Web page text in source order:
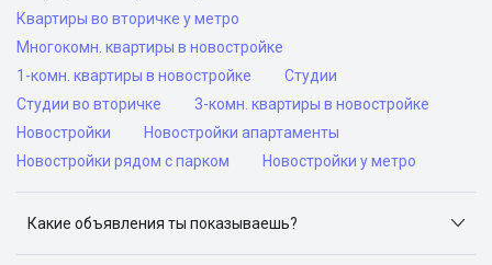
Квартиры во вторичке у метро
Многокомн. квартиры в новостройке
1-комн. квартиры в новостройке
Студии
Студии во вторичке
3-комн. квартиры в новостройке
Новостройки
Новостройки апартаменты
Новостройки рядом с парком
Новостройки у метро
Какие объявления ты показываешь?